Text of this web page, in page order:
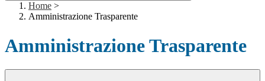
Home >
Amministrazione Trasparente
Amministrazione Trasparente